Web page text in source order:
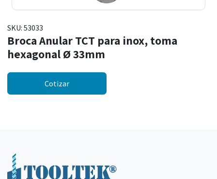
SKU: 53033
Broca Anular TCT para inox, toma
hexagonal Ø 33mm
Cotizar